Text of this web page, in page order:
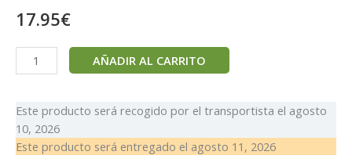
17.95€
Caja
de
blanca
10
kg
AÑADIR AL CARRITO
Este producto será recogido por el transportista el agosto
10, 2026
Este producto será entregado el agosto 11, 2026